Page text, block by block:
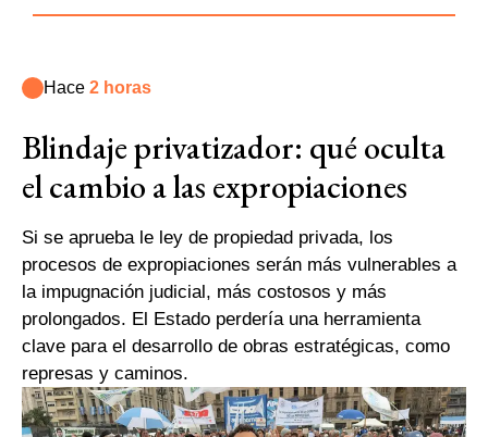
Hace 2 horas
Blindaje privatizador: qué oculta
el cambio a las expropiaciones
Si se aprueba le ley de propiedad privada, los
procesos de expropiaciones serán más vulnerables a
la impugnación judicial, más costosos y más
prolongados. El Estado perdería una herramienta
clave para el desarrollo de obras estratégicas, como
represas y caminos.